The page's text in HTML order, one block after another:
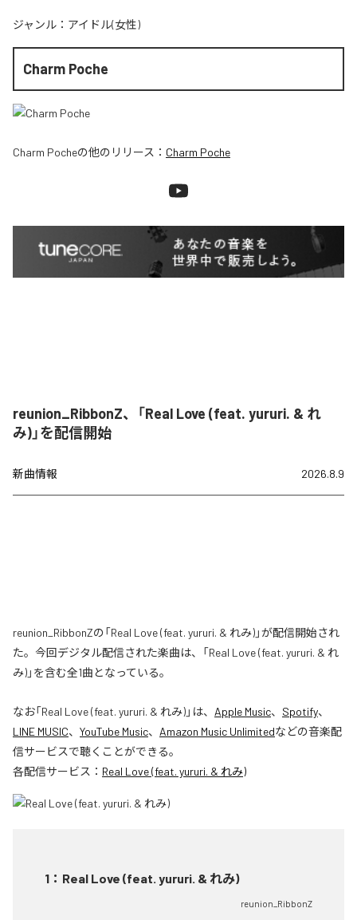
ジャンル： アイドル(女性)
Charm Poche
Charm Pocheの他のリリース： Charm Poche
reunion_RibbonZ、「Real Love (feat. yururi. & れ
み)」を配信開始
新曲情報 2026.8.9
reunion_RibbonZの「Real Love (feat. yururi. & れみ)」が配信開始され
た。今回デジタル配信された楽曲は、「Real Love (feat. yururi. & れ
み)」を含む全1曲となっている。
なお「Real Love (feat. yururi. & れみ)」は、 Apple Music、 Spotify、
LINE MUSIC、 YouTube Music、 Amazon Music Unlimitedなどの音楽配
信サービスで聴くことができる。
各配信サービス： Real Love (feat. yururi. & れみ)
1 ： Real Love (feat. yururi. & れみ)
reunion_RibbonZ